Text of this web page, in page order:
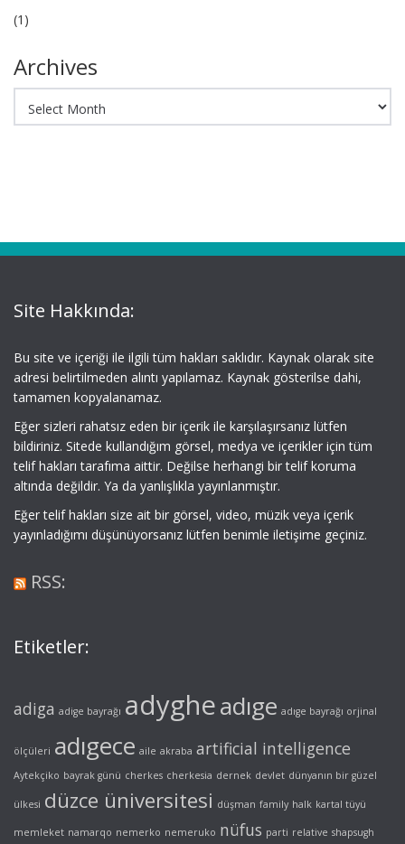
(1)
Archives
Site Hakkında:
Bu site ve içeriği ile ilgili tüm hakları saklıdır. Kaynak olarak site
adresi belirtilmeden alıntı yapılamaz. Kaynak gösterilse dahi,
tamamen kopyalanamaz.
Eğer sizleri rahatsız eden bir içerik ile karşılaşırsanız lütfen
bildiriniz. Sitede kullandığım görsel, medya ve içerikler için tüm
telif hakları tarafıma aittir. Değilse herhangi bir telif koruma
altında değildir. Ya da yanlışlıkla yayınlanmıştır.
Eğer telif hakları size ait bir görsel, video, müzik veya içerik
yayınladığımı düşünüyorsanız lütfen benimle iletişime geçiniz.
RSS:
Etiketler:
adiga adige bayrağı adygheadıge adıge bayrağı orjinal
ölçüleri adıgece aile akraba artificial intelligence
Aytekçiko bayrak günü cherkes cherkesia dernek devlet dünyanın bir güzel
ülkesi düzce üniversitesi düşman family halk kartal tüyü
memleket namarqo nemerko nemeruko nüfus parti relative shapsugh